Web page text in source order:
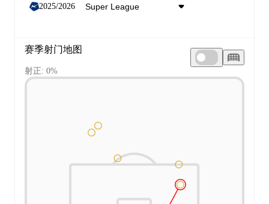
2025/2026
赛季射门地图
射正: 0%